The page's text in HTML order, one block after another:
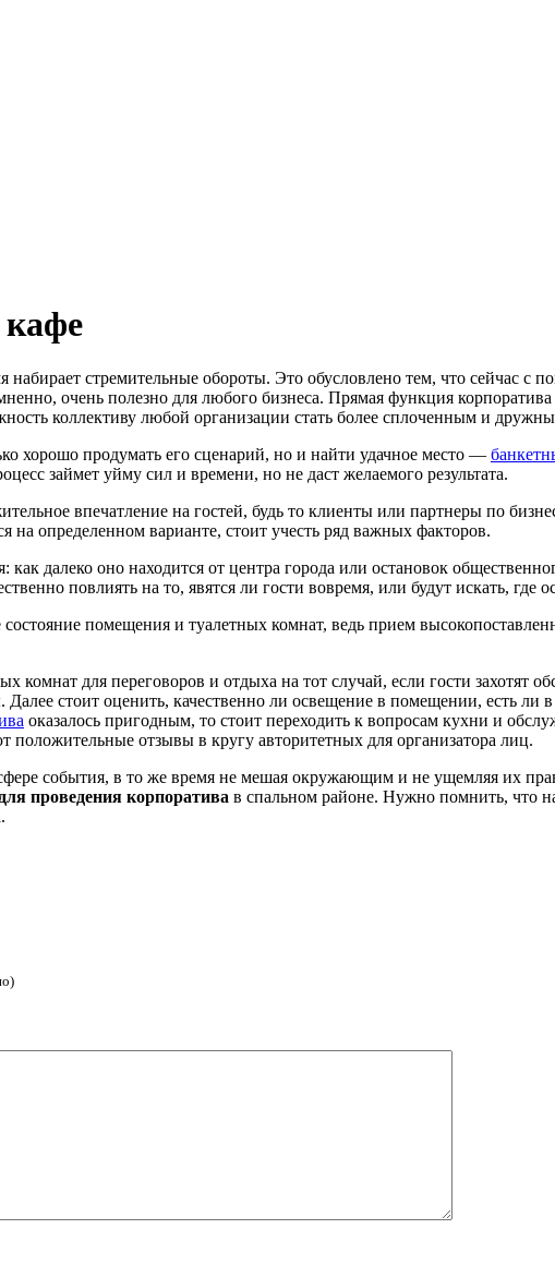
кафе
набирает стремительные обороты. Это обусловлено тем, что сейчас
очень полезно для любого бизнеса. Прямая функция
коллективу любой организации стать более сплоченным и
хорошо продумать его сценарий, но и найти удачное место —
займет уйму сил и времени, но не даст желаемого результата.
впечатление на гостей, будь то клиенты или партнеры по
на определенном варианте, стоит учесть ряд важных факторов.
далеко оно находится от центра города или остановок
повлиять на то, явятся ли гости вовремя, или будут искать, где
помещения и туалетных комнат, ведь прием
комнат для переговоров и отдыха на тот случай, если гости захотят
Далее стоит оценить, качественно ли освещение в помещении, есть
оказалось пригодным, то стоит переходить к вопросам кухни и
отзывы в кругу авторитетных для организатора лиц.
события, в то же время не мешая окружающим и не ущемляя их
проведения корпоратива в спальном районе. Нужно помнить, что